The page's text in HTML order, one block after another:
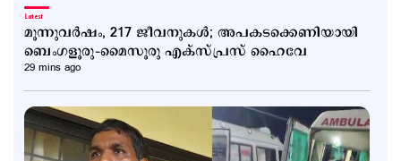
Latest
മൂന്നുവർഷം, 217 ജീവനുകൾ; അപകടക്കെണിയായി
ബെംഗളൂരു–മൈസൂരു എക്സ്പ്രസ് ഹൈവേ
29 mins ago